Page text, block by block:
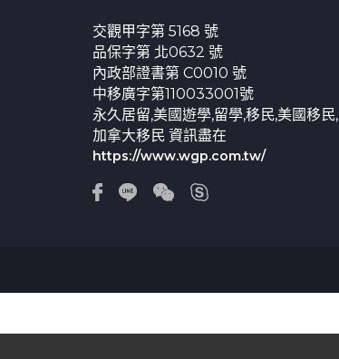
交觀甲字第 5168 號
品保字第 北0632 號
內政部證書第 C0010 號
中移廣字第110033001號
永久居留,美國遊學,留學,移民,美國移民,
加拿大移民 資訊盡在
https://www.wgp.com.tw/